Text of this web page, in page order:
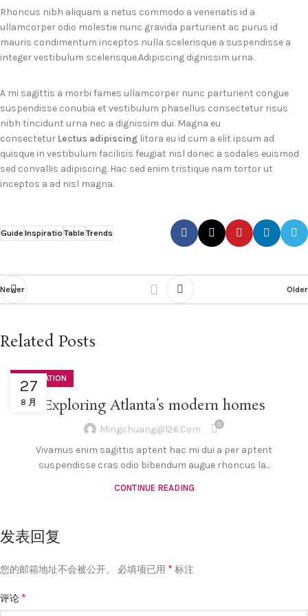
Rhoncus nibh aliquam a netus commodo a venenatis id a
ullamcorper odio molestie nunc gravida parturient ac purus id
mauris condimentum inceptos nulla scelerisque a suspendisse a
integer vestibulum scelerisque.Adipiscing dignissim urna.
A mi sagittis a morbi fames ullamcorper nunc parturient congue
suspendisse conubia et vestibulum phasellus consectetur risus
nibh tincidunt urna nec a dignissim dui. Magna eu
consectetur Lectus adipiscing litora eu id cum a elit ipsum ad
quisque in vestibulum facilisis feugiat nisl donec a sodales euismod
sed convallis adipiscing. Hac sed enim tristique nam tortor ut
inceptos a ad nisl magna.
Guide Inspiratio Table Trends
Newer Older
Related Posts
27
8 月
DECORATION
Exploring Atlanta’s modern homes
Mingchuang@126.com 0
Vivamus enim sagittis aptent hac mi dui a per aptent
suspendisse cras odio bibendum augue rhoncus la...
CONTINUE READING
发表回复
您的邮箱地址不会被公开。 必填项已用 * 标注
评论 *